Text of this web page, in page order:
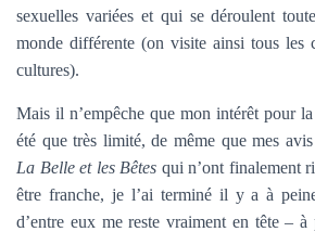
sexuelles variées et qui se déroulent
monde différente (on visite ainsi tous les
cultures).
Mais il n’empêche que mon intérêt pour
été que très limité, de même que mes
La Belle et les Bêtes qui n’ont finalement
être franche, je l’ai terminé il y a à
d’entre eux me reste vraiment en tête –